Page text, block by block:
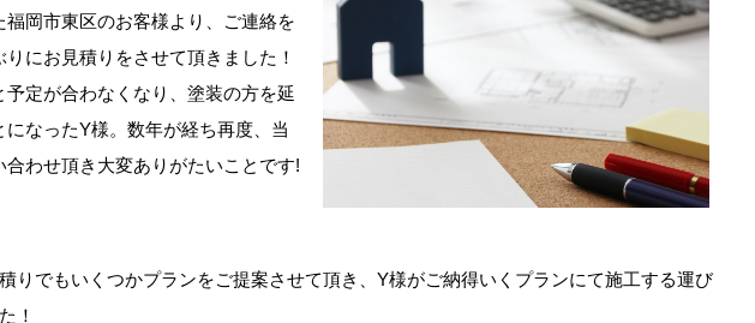
福岡市東区のお客様より、ご連絡を
りにお見積りをさせて頂きました！
予定が合わなくなり、塗装の方を延
になったY様。数年が経ち再度、当
合わせ頂き大変ありがたいことです!
りでもいくつかプランをご提案させて頂き、Y様がご納得いくプランにて施工する運び
！